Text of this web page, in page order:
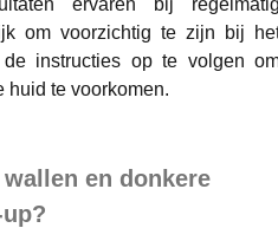
om voorzichtig te zijn bij
instructies op te volgen
huid te voorkomen.
en donkere